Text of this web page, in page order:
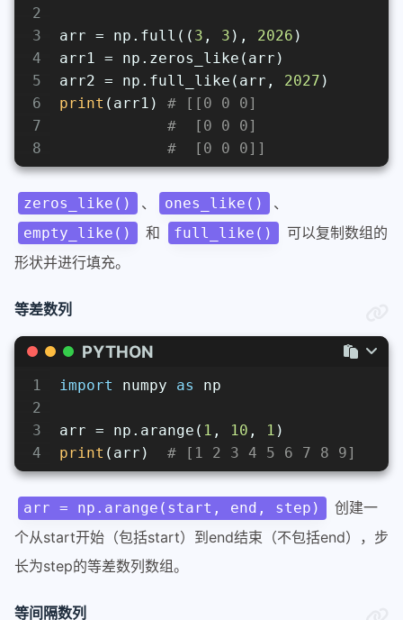
2
3
4
5
6
7
8
arr = np.full(( 3 , 3 ), 2026 )
arr1 = np.zeros_like(arr)
arr2 = np.full_like(arr, 2027 )
print (arr1) # [[0 0 0]
#  [0 0 0]
#  [0 0 0]]
zeros_like() 、 ones_like() 、
empty_like() 和 full_like()
可以复制数组的
形状并进行填充。
等差数列
PYTHON
1
2
3
4
import numpy as np
arr = np.arange( 1 , 10 , 1 )
print (arr) # [1 2 3 4 5 6 7 8 9]
arr = np.arange(start, end, step)
创建一
个从start开始（包括start）到end结束（不包括end），步
长为step的等差数列数组。
等间隔数列